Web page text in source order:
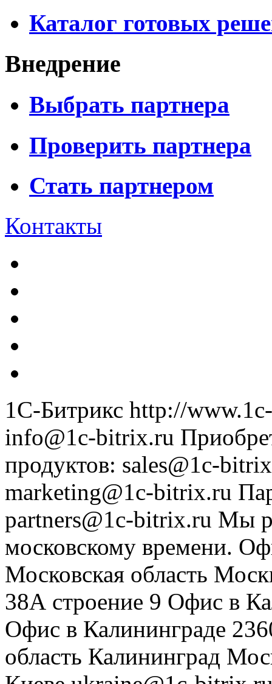
Каталог готовых
Внедрение
Выбрать партнера
Проверить партнера
Стать партнером
Контакты
1С-Битрикс http://
info@1c-bitrix.ru
продуктов: sales@1c-
marketing@1c-bitrix.ru
partners@1c-bitrix.ru Мы
московскому времени.
Московская область
38А строение 9 Офис в
Офис в Калининграде
область Калининград